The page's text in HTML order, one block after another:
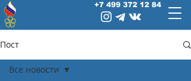
+7 499 372 12 84
Пост
Все новости